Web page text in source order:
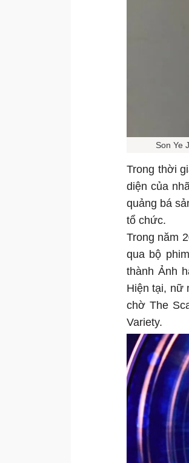
Son Ye
Trong thời
diện của
quảng bá
tổ chức.
Trong năm
qua bộ
thành Ảnh
Hiện tại, nữ
chờ The
Variety.